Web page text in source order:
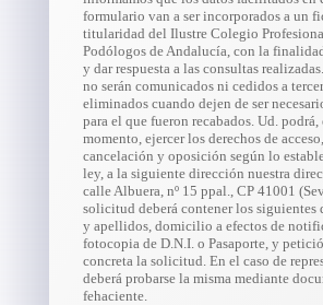
formulario van a ser incorporados a un
titularidad del Ilustre Colegio
Podólogos de Andalucía, con la
y dar respuesta a las consultas
no serán comunicados ni cedidos a
eliminados cuando dejen de ser
para el que fueron recabados. Ud.
momento, ejercer los derechos de
cancelación y oposición según lo
ley, a la siguiente dirección nuestra
calle Albuera, nº 15 ppal., CP 41001
solicitud deberá contener los siguientes
y apellidos, domicilio a efectos de
fotocopia de D.N.I. o Pasaporte, y
concreta la solicitud. En el caso de
deberá probarse la misma mediante
fehaciente.